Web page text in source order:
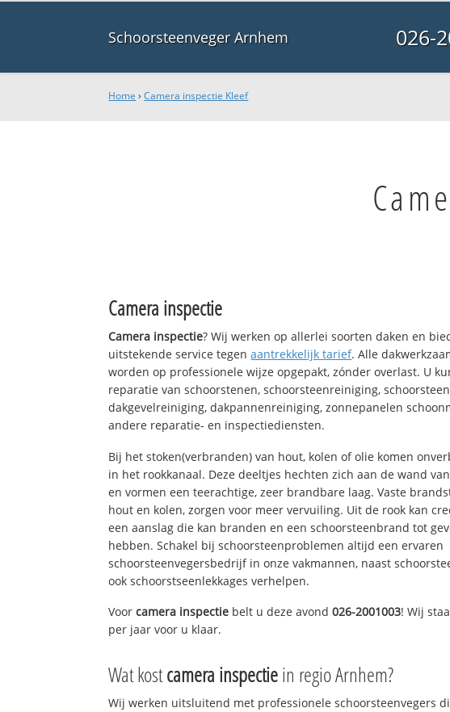
Schoorsteenveger Arnhem 026-
Home ›Camera inspectie Kleef
Camera inspectie
Camera inspectie? Wij werken op allerlei soorten daken en
uitstekende service tegenaantrekkelijk tarief. Alle
worden op professionele wijze opgepakt, zónder overlast. U
reparatie van schoorstenen, schoorsteenreiniging,
dakgevelreiniging, dakpannenreiniging, zonnepanelen
andere reparatie- en inspectiediensten.
Bij het stoken(verbranden) van hout, kolen of olie komen
in het rookkanaal. Deze deeltjes hechten zich aan de wand
en vormen een teerachtige, zeer brandbare laag. Vaste
hout en kolen, zorgen voor meer vervuiling. Uit de rook kan
een aanslag die kan branden en een schoorsteenbrand tot
hebben. Schakel bij schoorsteenproblemen altijd een ervaren
schoorsteenvegersbedrijf in onze vakmannen, naast
ook schoorstseenlekkages verhelpen.
Voorcamera inspectie belt u deze avond026-2001003! Wij
per jaar voor u klaar.
Wat kostcamera inspectiein regio Arnhem?
Wij werken uitsluitend met professionele schoorsteenvegers